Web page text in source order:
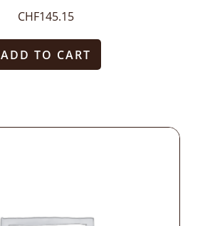
CHF145.15
ADD TO CART